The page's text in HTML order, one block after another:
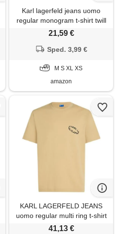
Karl lagerfeld jeans uomo
regular monogram t-shirt twill
m
21,59 €
Sped. 3,99 €
M S XL XS
amazon
KARL LAGERFELD JEANS
uomo regular multi ring t-shirt
croissant s
41,13 €